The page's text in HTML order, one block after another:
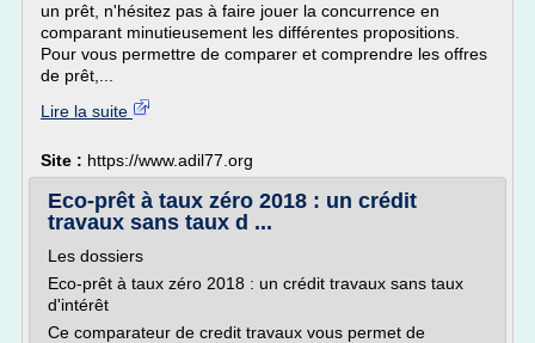
un prêt, n'hésitez pas à faire jouer la concurrence en
comparant minutieusement les différentes propositions.
Pour vous permettre de comparer et comprendre les offres
de prêt,...
Lire la suite
Site : https://www.adil77.org
Eco-prêt à taux zéro 2018 : un crédit
travaux sans taux d ...
Les dossiers
Eco-prêt à taux zéro 2018 : un crédit travaux sans taux
d'intérêt
Ce comparateur de credit travaux vous permet de